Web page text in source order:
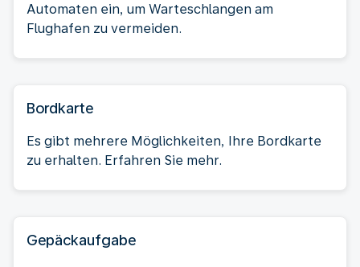
Automaten ein, um Warteschlangen am
Flughafen zu vermeiden.
Bordkarte
Es gibt mehrere Möglichkeiten, Ihre Bordkarte
zu erhalten. Erfahren Sie mehr.
Gepäckaufgabe